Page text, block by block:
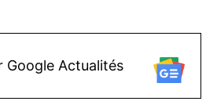
Google Actualités